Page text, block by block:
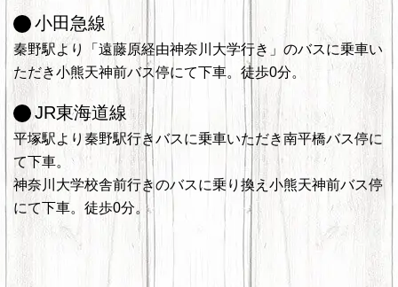
小田急線
秦野駅より「遠藤原経由神奈川大学行き」のバスに乗車い
ただき小熊天神前バス停にて下車。徒歩0分。
JR東海道線
平塚駅より秦野駅行きバスに乗車いただき南平橋バス停に
て下車。
神奈川大学校舎前行きのバスに乗り換え小熊天神前バス停
にて下車。徒歩0分。